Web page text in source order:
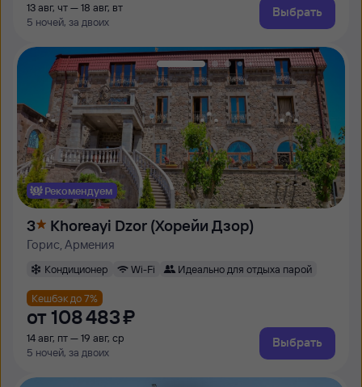
13 авг, чт — 18 авг, вт
5 ночей, за двоих
Выбрать
Рекомендуем
3 Khoreayi Dzor (Хорейи Дзор)
Горис, Армения
Кондиционер Wi-Fi Идеально для отдыха парой
Кешбэк до 7%
от 108 ⁠483 ⁠₽
14 авг, пт — 19 авг, ср
5 ночей, за двоих
Выбрать